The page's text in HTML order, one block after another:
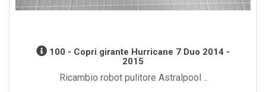
100 - Copri girante Hurricane 7 Duo 2014 -
2015
Ricambio robot pulitore Astralpool ..